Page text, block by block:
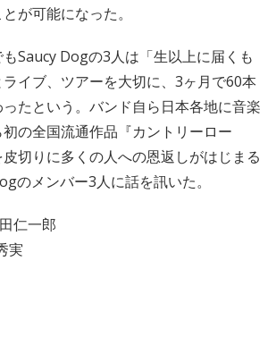
が可能になった。
Saucy Dogの3人は「生以上に届くも
イブ、ツアーを大切に、3ヶ月で60本
たという。バンド自ら日本各地に音楽
の全国流通作品『カントリーロー
皮切りに多くの人への恩返しがはじまる
のメンバー3人に話を訊いた。
仁一郎
実